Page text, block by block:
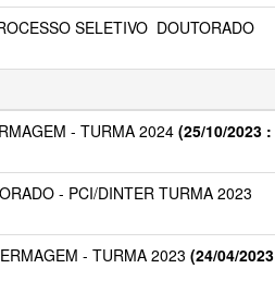
SELETIVO  DOUTORADO
- TURMA 2024 (25/10/2023 :
- PCI/DINTER TURMA 2023
- TURMA 2023 (24/04/2023